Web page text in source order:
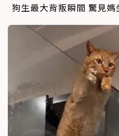
狗生最大背叛瞬間 驚見